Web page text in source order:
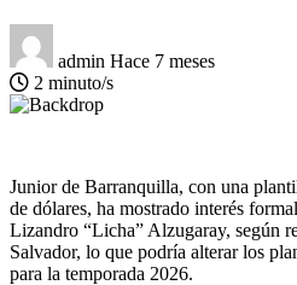
admin Hace 7 meses
2 minuto/s
Junior de Barranquilla, con una
de dólares, ha mostrado interés
Lizandro “Licha” Alzugaray, según
Salvador, lo que podría alterar los
para la temporada 2026.